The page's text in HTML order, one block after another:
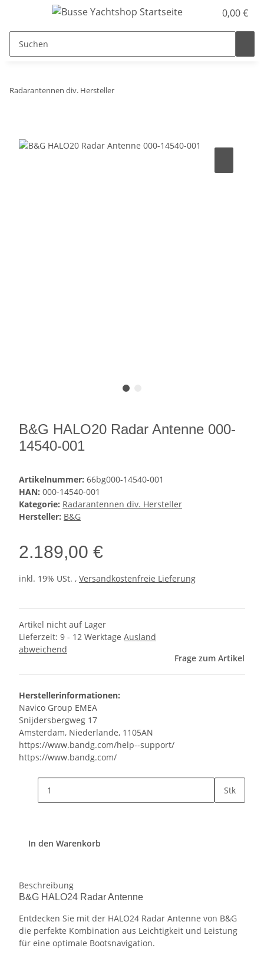
0,00 €
Radarantennen div. Hersteller
B&G HALO20 Radar Antenne 000-
14540-001
Artikelnummer: 66bg000-14540-001
HAN: 000-14540-001
Kategorie: Radarantennen div. Hersteller
Hersteller: B&G
2.189,00 €
inkl. 19% USt. , Versandkostenfreie Lieferung
Artikel nicht auf Lager
Lieferzeit: 9 - 12 Werktage Ausland
abweichend
Frage zum Artikel
Herstellerinformationen:
Navico Group EMEA
Snijdersbergweg 17
Amsterdam, Niederlande, 1105AN
https://www.bandg.com/help--support/
https://www.bandg.com/
Stk
In den Warenkorb
Beschreibung
B&G HALO24 Radar Antenne
Entdecken Sie mit der HALO24 Radar Antenne von B&G
die perfekte Kombination aus Leichtigkeit und Leistung
für eine optimale Bootsnavigation.